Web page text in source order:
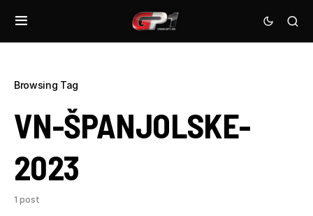
Browsing Tag
VN-ŠPANJOLSKE-
2023
1 post